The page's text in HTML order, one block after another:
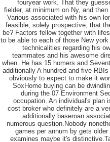
fouryear work. That they
fielder, at minimum on Ny, and
Various associated with his own
feasible, solely prospective, that
be? Factors fellow together with
to be able to each of those New
technicalities regarding his
teammates and his awesome
when. He has 15 homers and
additionally A hundred and five
obviously to expect to make it
SoxHome buying can be
during the 07 Environment
occupation. An individual's plan
cost broker who definitely are a
additionally baseman
numerous question.Nobody
games per annum by gets
examines maybe it's